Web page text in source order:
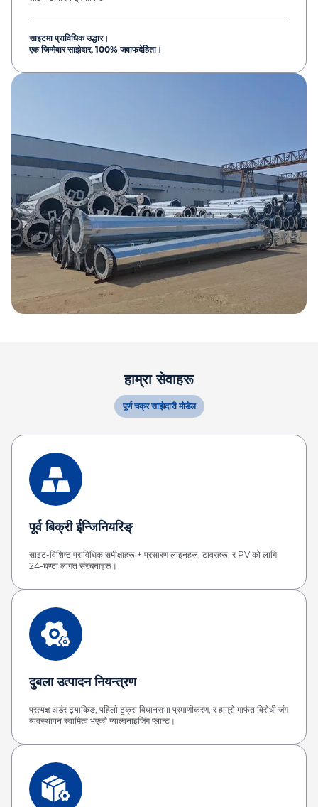
साइटमा प्राविधिक उद्धार।
एक जिम्मेवार साझेदार, 100% जवाफदेहिता।
हाम्रा सेवाहरू
पूर्ण चक्र साझेदारी मोडेल
पूर्व बिक्री ईन्जिनियरिङ्
साइट-विशिष्ट प्राविधिक समीक्षाहरू + प्रसारण लाइनहरू, टावरहरू, र PV को लागि
24-घण्टा लागत संरचनाहरू।
दुबला उत्पादन नियन्त्रण
प्रत्यक्ष अर्डर ट्र्याकिङ, पहिलो टुक्रा विधानसभा प्रमाणीकरण, र हाम्रो मार्फत विरोधी जंग
व्यवस्थापन स्वामित्व भएको ग्याल्वनाइजिंग प्लान्ट।